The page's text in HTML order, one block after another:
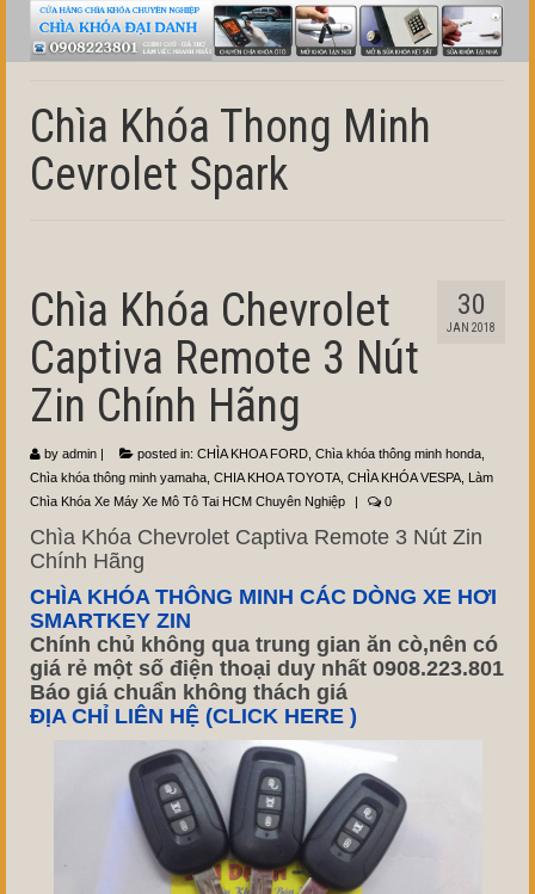
Chìa Khóa Thong Minh
Cevrolet Spark
30
JAN 2018
Chìa Khóa Chevrolet
Captiva Remote 3 Nút
Zin Chính Hãng
by admin | posted in: CHÌA KHOA FORD Chìa khóa thông minh honda
Chìa khóa thông minh yamaha CHIA KHOA TOYOTA CHÌA KHÓA VESPA Làm
Chìa Khóa Xe Máy Xe Mô Tô Tai HCM Chuyên Nghiệp
| 0
Chìa Khóa Chevrolet Captiva Remote 3 Nút Zin
Chính Hãng
CHÌA KHÓA THÔNG MINH CÁC DÒNG XE HƠI
SMARTKEY ZIN
Chính chủ không qua trung gian ăn cò,nên có
giá rẻ một số điện thoại duy nhất 0908.223.801
Báo giá chuẩn không thách giá
ĐỊA CHỈ LIÊN HỆ (CLICK HERE )